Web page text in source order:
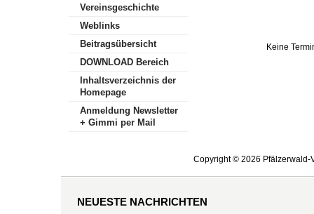
Keine
Vereinsgeschichte
Weblinks
Beitragsübersicht
DOWNLOAD Bereich
Inhaltsverzeichnis der
Homepage
Anmeldung Newsletter
+ Gimmi per Mail
Copyright © 2026 Pfälzerwald-
NEUESTE NACHRICHTEN